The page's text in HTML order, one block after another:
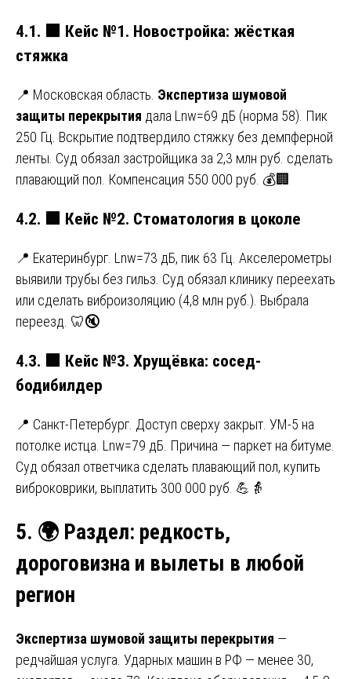
4.1. 🟩 Кейс №1. Новостройка: жёсткая
стяжка
📍 Московская область. Экспертиза шумовой
защиты перекрытия дала Lnw=69 дБ (норма 58). Пик
250 Гц. Вскрытие подтвердило стяжку без демпферной
ленты. Суд обязал застройщика за 2,3 млн руб. сделать
плавающий пол. Компенсация 550 000 руб. 💰🏢
4.2. 🟩 Кейс №2. Стоматология в цоколе
📍 Екатеринбург. Lnw=73 дБ, пик 63 Гц. Акселерометры
выявили трубы без гильз. Суд обязал клинику переехать
или сделать виброизоляцию (4,8 млн руб.). Выбрала
переезд. 🦷🔇
4.3. 🟩 Кейс №3. Хрущёвка: сосед-
бодибилдер
📍 Санкт-Петербург. Доступ сверху закрыт. УМ-5 на
потолке истца. Lnw=79 дБ. Причина — паркет на битуме.
Суд обязал ответчика сделать плавающий пол, купить
виброковрики, выплатить 300 000 руб. 💪👵
5. 🌍 Раздел: редкость,
дороговизна и вылеты в любой
регион
Экспертиза шумовой защиты перекрытия —
редчайшая услуга. Ударных машин в РФ — менее 30,